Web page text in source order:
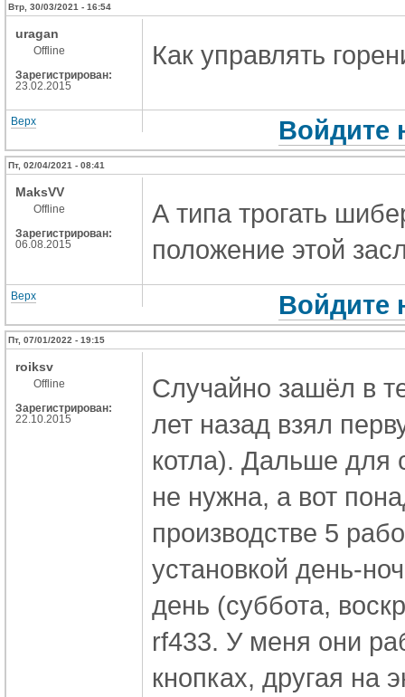
Втр, 30/03/2021 - 16:54
uragan
Offline
Зарегистрирован:
23.02.2015
Как управлять
Верх Войдите
Пт, 02/04/2021 - 08:41
MaksVV
Offline
Зарегистрирован:
06.08.2015
А типа трогать
положение этой
Верх Войдите
Пт, 07/01/2022 - 19:15
roiksv
Offline
Зарегистрирован:
22.10.2015
Случайно зашёл в
лет назад взял
котла). Дальше для
не нужна, а вот
производстве 5
установкой день-
день (суббота,
rf433. У меня они
кнопках, другая на